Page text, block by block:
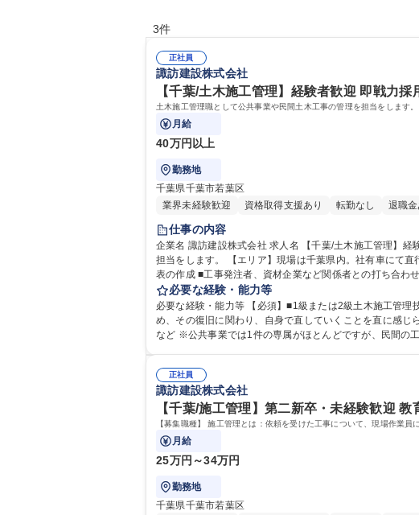
3件
正社員
諏訪建設株式会社
【千葉/土木施工管理】経験者歓迎 即戦力
土木施工管理職として公共事業や民間土木工事の管理を担当をします
月給
40万円以上
勤務地
千葉県千葉市若葉区
業界未経験歓迎
資格取得支援あり 転勤なし 退職金
仕事の内容
企業名 諏訪建設株式会社 求人名 【千葉/土木施工管理】経験者歓迎★即戦力採用◎/転勤無/働きやすさ◎ 仕事の内容 土木施工管理職として公共事業や民間土木工事の管理を
担当をします。 【エリア】現場は千葉県内。社有車にて直行直帰が可能で
表の作成 ■工事発注者、資材企業など関係者との打ち合わ
現場の管理、監督 【主な対応工事】 ■土木工事（河川工事、
種 【千葉/土木施工管理】経験者歓迎★即戦力採用◎/転勤
必要な経験・能力等
必要な経験・能力等 【必須】■1級または2級土木施工管理技士資格 ■土木施工管理の経験者 【仕事の魅力】地域の安全安心に関わる仕事。特に年々自
め、その復旧に関わり、自身で直していくことを直に感じ
など ※公共事業では1件の専属がほとんどですが、民間の工事だと2件掛け持ちする場合がござい
正社員
諏訪建設株式会社
【千葉/施工管理】第二新卒・未経験歓迎
【募集職種】 施工管理とは：依頼を受けた工事について、現場作業
月給
25万円～34万円
勤務地
千葉県千葉市若葉区